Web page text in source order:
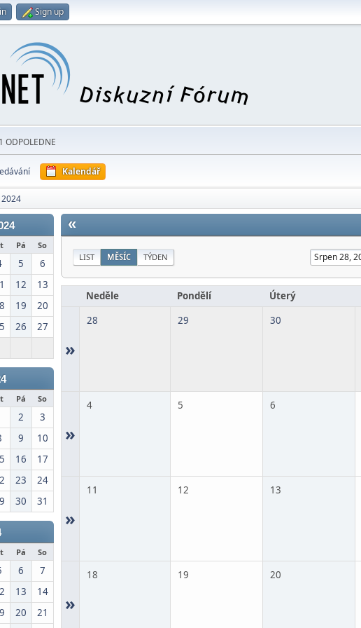
Sign up
ODPOLEDNE
Kalendář
Pá So
5
6
12
13
19
20
26
27
Pá So
2
3
9
10
16
17
23
24
30 31
Pá So
6
7
13
14
20
21
«
LIST MĚSÍC TÝDEN
Neděle Pondělí Úterý
»
28 29 30
»
4 5 6
»
11 12 13
»
18 19 20